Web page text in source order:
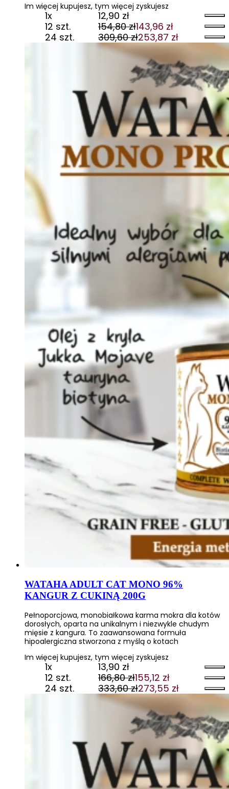
Im więcej kupujesz, tym więcej zyskujesz
1x 12,90 zł
12 szt.
154,80zł
Pierwotna
cena
wynosiła:
154,80 zł.
143,96 zł
Aktualna
cena
wynosi:
143,96 zł.
24 szt. 309,60zł
Pierwotna
cena
wynosiła:
309,60 zł.
253,87 zł
Aktualna
cena
253,87 zł.
WATAHA ADULT CAT MONO 96%
KANGUR Z CUKINĄ 200G
Pełnoporcjowa, monobiałkowa karma mokra dla kotów
dorosłych, oparta na unikalnym i niezwykle chudym
mięsie z kangura. To zaawansowana formuła
hipoalergiczna stworzona z myślą o kotach
Im więcej kupujesz, tym więcej zyskujesz
1x 13,90 zł
12 szt.
166,80zł
Pierwotna
cena
wynosiła:
166,80 zł.
155,12 zł
Aktualna
cena
wynosi:
24 szt. 333,60zł
Pierwotna
cena
wynosiła:
333,60 zł.
273,55 zł
Aktualna
cena
273,55 zł.